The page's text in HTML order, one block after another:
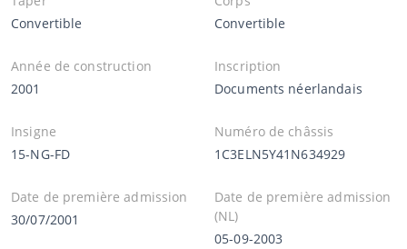
Convertible
Convertible
Année de construction
2001
Inscription
Documents néerlandais
Insigne
15-NG-FD
Numéro de châssis
1C3ELN5Y41N634929
Date de première admission
30/07/2001
Date de première admission
(NL)
05-09-2003